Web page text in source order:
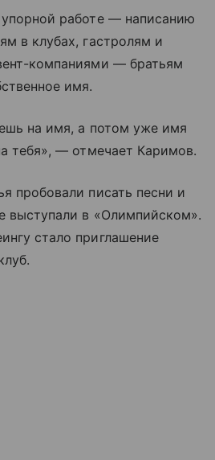
работе — написанию
в клубах, гастролям и
компаниями — братьям
имя.
на имя, а потом уже имя
тебя», — отмечает Каримов.
пробовали писать песни и
выступали в «Олимпийском».
стало приглашение